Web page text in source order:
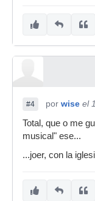
#4 por wise el
Total, que o me
musical" ese...
...joer, con la